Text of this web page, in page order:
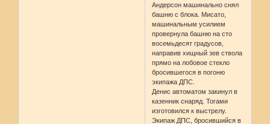
Андерсон машинально снял
башню с блока. Мисато,
машинальным усилием
провернула башню на сто
восемьдесят градусов,
направив хищный зев ствола
прямо на лобовое стекло
бросившегося в погоню
экипажа ДПС.
Денис автоматом закинул в
казенник снаряд. Тогами
изготовился к выстрелу.
Экипаж ДПС, бросившийся в